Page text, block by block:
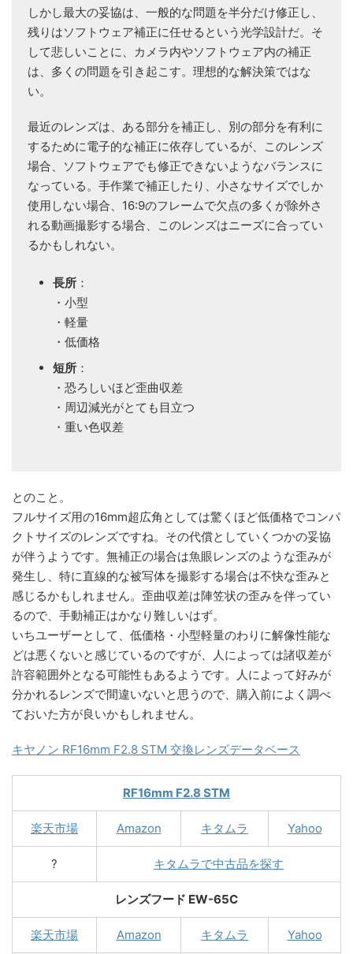
しかし最大の妥協は、一般的な問題を半分だけ修正し、
残りはソフトウェア補正に任せるという光学設計だ。そ
して悲しいことに、カメラ内やソフトウェア内の補正
は、多くの問題を引き起こす。理想的な解決策ではな
い。
最近のレンズは、ある部分を補正し、別の部分を有利に
するために電子的な補正に依存しているが、このレンズ
場合、ソフトウェアでも修正できないようなバランスに
なっている。手作業で補正したり、小さなサイズでしか
使用しない場合、16:9のフレームで欠点の多くが除外さ
れる動画撮影する場合、このレンズはニーズに合ってい
るかもしれない。
長所 ：
・小型
・軽量
・低価格
短所 ：
・恐ろしいほど歪曲収差
・周辺減光がとても目立つ
・重い色収差
とのこと。
フルサイズ用の16mm超広角としては驚くほど低価格でコンパ
クトサイズのレンズですね。その代償としていくつかの妥協
が伴うようです。無補正の場合は魚眼レンズのような歪みが
発生し、特に直線的な被写体を撮影する場合は不快な歪みと
感じるかもしれません。歪曲収差は陣笠状の歪みを伴ってい
るので、手動補正はかなり難しいはず。
いちユーザーとして、低価格・小型軽量のわりに解像性能な
どは悪くないと感じているのですが、人によっては諸収差が
許容範囲外となる可能性もあるようです。人によって好みが
分かれるレンズで間違いないと思うので、購入前によく調べ
ておいた方が良いかもしれません。
キヤノン RF16mm F2.8 STM 交換レンズデータベース
RF16mm F2.8 STM
楽天市場 Amazon キタムラ Yahoo
? キタムラで中古品を探す
レンズフード EW-65C
楽天市場 Amazon キタムラ Yahoo